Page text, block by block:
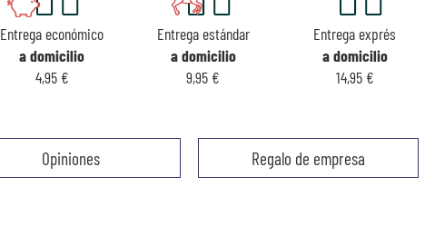
Entrega económico
a domicilio
4,95 €
Entrega estándar
a domicilio
9,95 €
Entrega exprés
a domicilio
14,95 €
Opiniones Regalo de empresa